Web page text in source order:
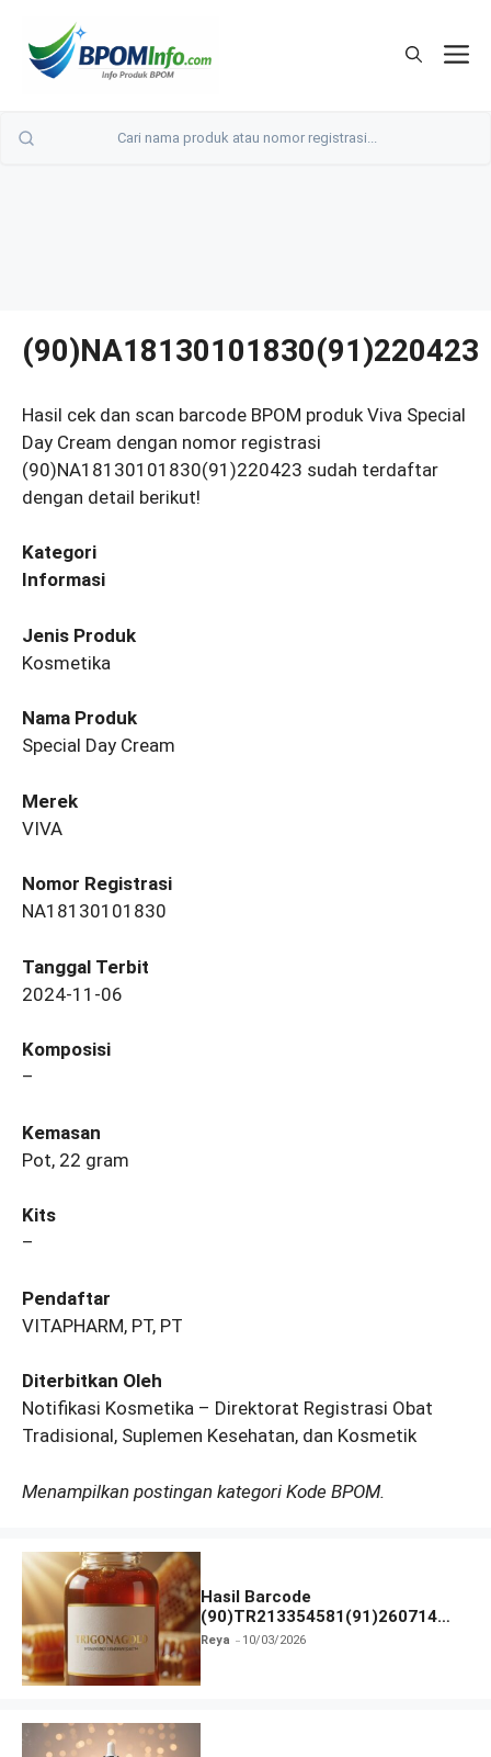
(90)NA18130101830(91)220423
Hasil cek dan scan barcode BPOM produk Viva Special
Day Cream dengan nomor registrasi
(90)NA18130101830(91)220423 sudah terdaftar
dengan detail berikut!
Kategori
Informasi
Jenis Produk
Kosmetika
Nama Produk
Special Day Cream
Merek
VIVA
Nomor Registrasi
NA18130101830
Tanggal Terbit
2024-11-06
Komposisi
–
Kemasan
Pot, 22 gram
Kits
–
Pendaftar
VITAPHARM, PT, PT
Diterbitkan Oleh
Notifikasi Kosmetika – Direktorat Registrasi Obat
Tradisional, Suplemen Kesehatan, dan Kosmetik
Menampilkan postingan kategori Kode BPOM.
Hasil Barcode
(90)TR213354581(91)260714
dan Izin BPOM
Reya 10/03/2026